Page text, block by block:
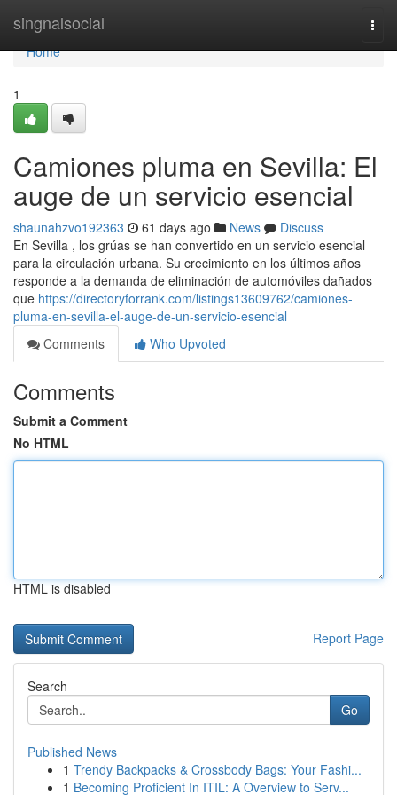
singnalsocial
Home
Home
1
Camiones pluma en Sevilla: El
auge de un servicio esencial
shaunahzvo192363 61 days ago News
Discuss
En Sevilla , los grúas se han convertido en un servicio esencial
para la circulación urbana. Su crecimiento en los últimos años
responde a la demanda de eliminación de automóviles dañados
que https://directoryforrank.com/listings13609762/camiones-
pluma-en-sevilla-el-auge-de-un-servicio-esencial
Comments
Who Upvoted
Comments
Submit a Comment
No HTML
HTML is disabled
Report Page
Search
Go
Published News
1 Trendy Backpacks & Crossbody Bags: Your Fashi...
1 Becoming Proficient In ITIL: A Overview to Serv...